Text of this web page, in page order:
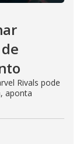
Rivals pode
aponta